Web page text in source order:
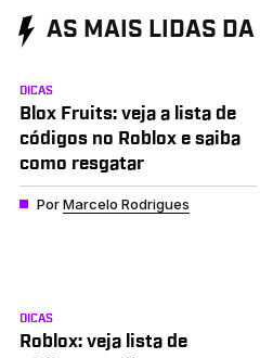
AS MAIS LIDAS
DICAS
Blox Fruits: veja a lista de
códigos no Roblox e saiba
como resgatar
PorMarcelo Rodrigues
DICAS
Roblox: veja lista de